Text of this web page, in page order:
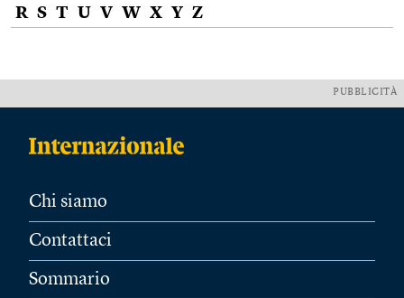
R S T U V W X Y Z
PUBBLICITÀ
Chi siamo
Contattaci
Sommario